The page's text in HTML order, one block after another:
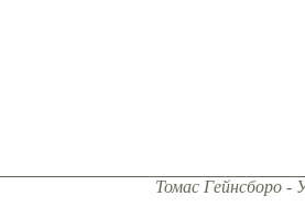
Томас Гейнсборо -